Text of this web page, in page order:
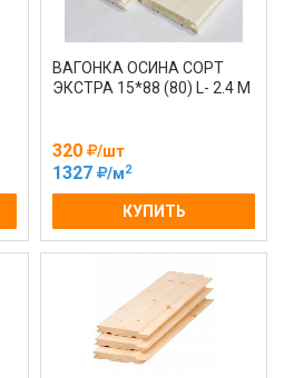
ВАГОНКА ОСИНА СОРТ
ЭКСТРА 15*88 (80) L- 2.4 М
320 /шт
1327 /м2
КУПИТЬ